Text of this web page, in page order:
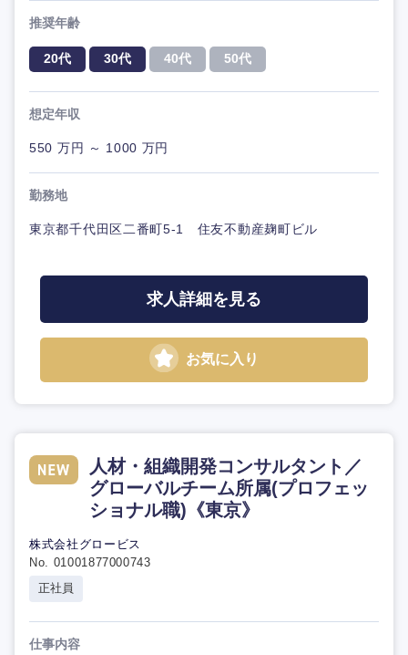
推奨年齢
20代 30代 40代 50代
想定年収
550 万円 ～ 1000 万円
勤務地
東京都千代田区二番町5-1 住友不動産麹町ビル
求人詳細を見る
お気に入り
人材・組織開発コンサルタント／
グローバルチーム所属(プロフェッ
ショナル職)《東京》
株式会社グロービス
No. 01001877000743
正社員
仕事内容